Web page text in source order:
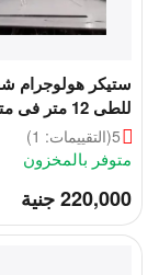
ستيكر هولوجرام
للطى 12 متر فى متر ونص
5(التقييمات: 1)
متوفر بالمخزون
جنية220,000